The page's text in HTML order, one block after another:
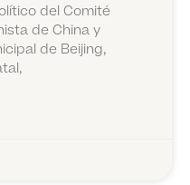
del Comité
de China y
de Beijing,